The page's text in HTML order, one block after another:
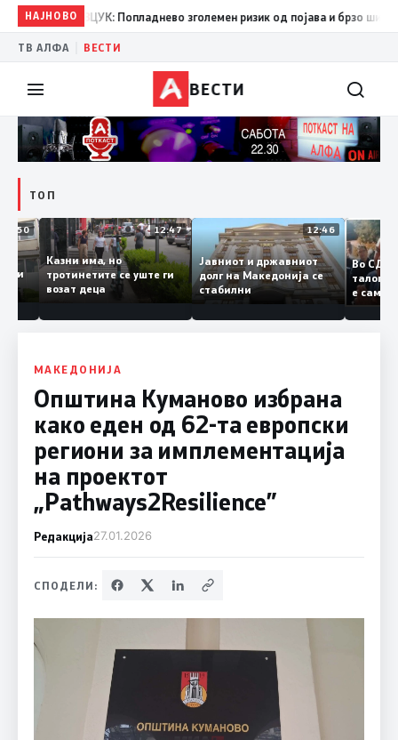
НАЈНОВО
08:38ЦУК: Попладнево зголемен ризик од појава и брзо ширење
ТВ АЛФА ВЕСТИ
ВЕСТИ
ТОП
12:50
и
12:47
Казни има, но
тротинетите се уште ги
возат деца
12:46
Јавниот и државниот
долг на Македонија се
стабилни
Во
е
Заев
МАКЕДОНИЈА
Општина Куманово избрана
како еден од 62-тa европски
региони за имплементација
на проектот
„Pathways2Resilience”
Редакција27.01.2026
СПОДЕЛИ: